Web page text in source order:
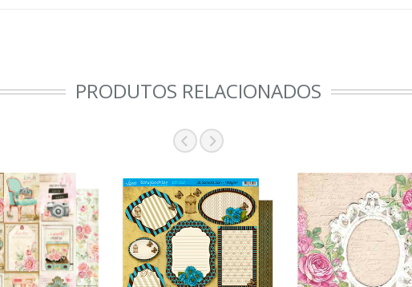
PRODUTOS RELACIONADOS